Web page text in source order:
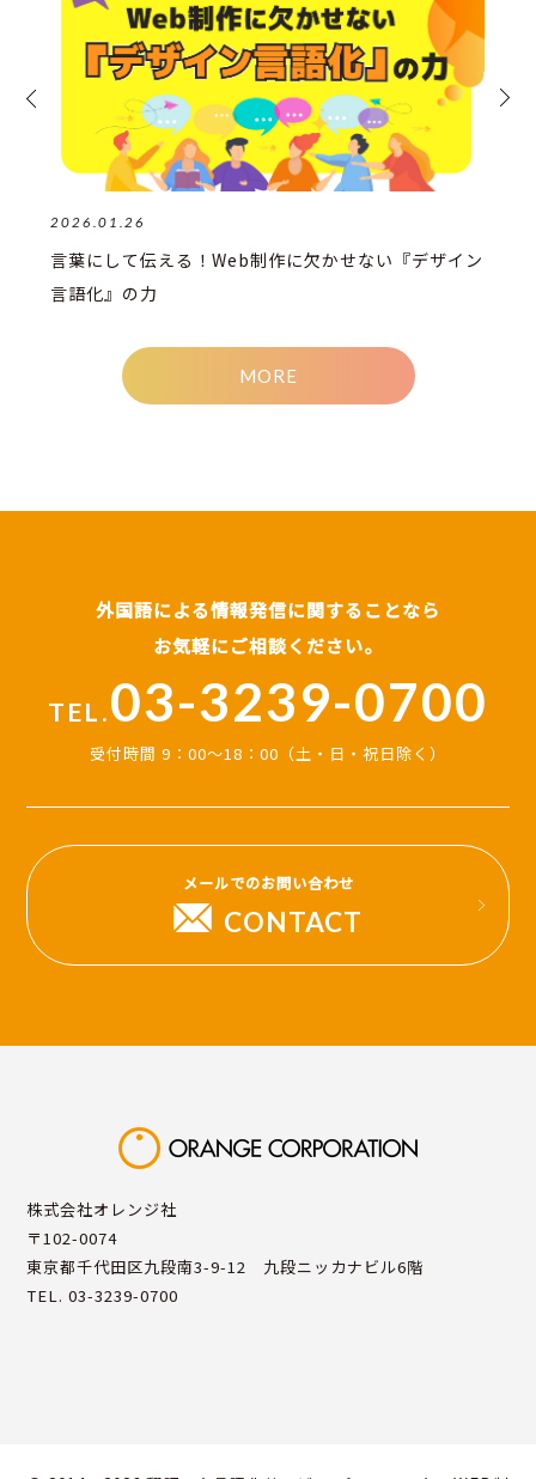
2026.01.26
言葉にして伝える！Web制作に欠かせない『デザイン
言語化』の力
MORE
外国語による情報発信に関することなら
お気軽にご相談ください。
TEL.03-3239-0700
受付時間 9：00～18：00（土・日・祝日除く）
メールでのお問い合わせ
CONTACT
株式会社オレンジ社
〒102-0074
東京都千代田区九段南3-9-12 九段ニッカナビル6階
TEL. 03-3239-0700